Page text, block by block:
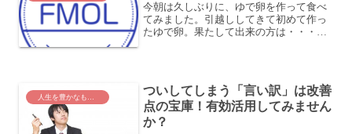
今朝は久しぶりに、ゆで卵を作って食べ
てみました。引越ししてきて初めて作っ
たゆで卵。果たして出来の方は・・・コ
す。半熟だと、殻を剥こう...
人生を豊かなものに
ついしてしまう「言い訳」は改善
点の宝庫！有効活用してみません
か？